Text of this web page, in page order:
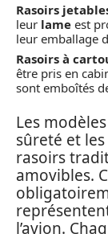
Rasoirs
leur lame est
leur emballage
Rasoirs à
être pris en
sont emboîtés
Les
sûreté et les
rasoirs
amovibles.
l’avion.